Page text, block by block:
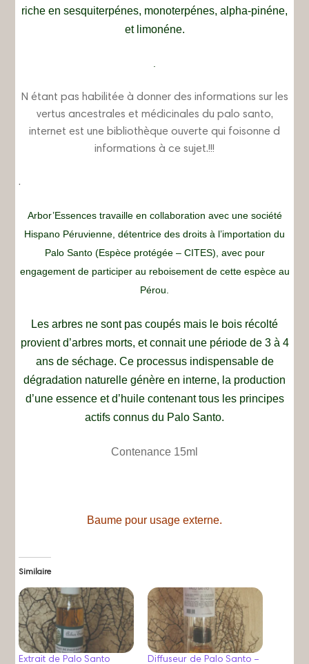
riche en sesquiterpénes, monoterpénes, alpha-pinéne,
et limonéne.
.
N étant pas habilitée à donner des informations sur les
vertus ancestrales et médicinales du palo santo,
internet est une bibliothèque ouverte qui foisonne d
informations à ce sujet.!!!
.
Arbor’Essences travaille en collaboration avec une société
Hispano Péruvienne, détentrice des droits à l’importation du
Palo Santo (Espèce protégée – CITES), avec pour
engagement de participer au reboisement de cette espèce au
Pérou.
Les arbres ne sont pas coupés mais le bois récolté
provient d’arbres morts, et connait une période de 3 à 4
ans de séchage. Ce processus indispensable de
dégradation naturelle génère en interne, la production
d’une essence et d’huile contenant tous les principes
actifs connus du Palo Santo.
Contenance 15ml
Baume pour usage externe.
Similaire
Extrait de Palo Santo Diffuseur de Palo Santo –